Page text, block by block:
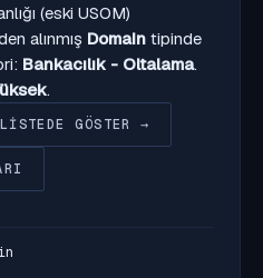
(eski USOM)
alınmış Domain tipinde
Bankacılık - Oltalama.
.
LISTEDE GÖSTER →